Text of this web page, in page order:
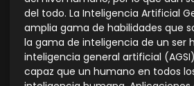
del todo. La Inteligencia Artificial
amplia gama de habilidades que
la gama de inteligencia de un ser
inteligencia general artificial
capaz que un humano en todos